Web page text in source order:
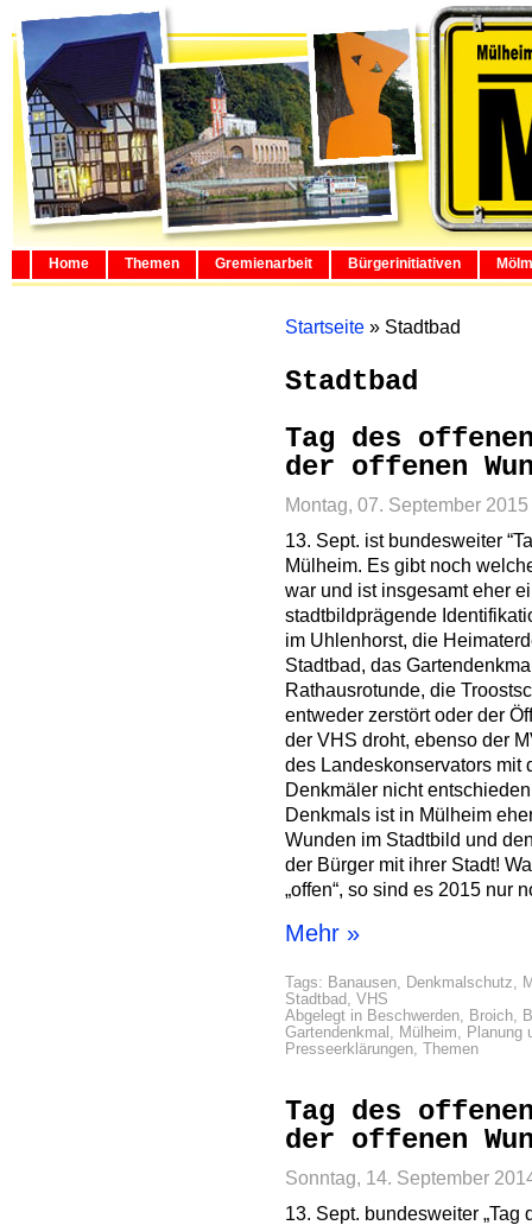
Home Themen Gremienarbeit Bürgerinitiativen
Startseite » Stadtbad
Stadtbad
Tag des
der offenen
Montag, 07. September 2015
13. Sept. ist bundesweiter
Mülheim. Es gibt noch
war und ist insgesamt eher
stadtbildprägende
im Uhlenhorst, die
Stadtbad, das
Rathausrotunde, die
entweder zerstört oder der
der VHS droht, ebenso der
des Landeskonservators mit
Denkmäler nicht
Denkmals ist in Mülheim
Wunden im Stadtbild und
der Bürger mit ihrer Stadt!
„offen“, so sind es 2015 nur
Mehr »
Tags: Banausen, Denkmalschutz,
Stadtbad, VHS
Abgelegt in Beschwerden, Broich,
Gartendenkmal , Mülheim, Planung
Presseerklärungen, Themen
Tag des
der offenen
Sonntag, 14. September
13. Sept. bundesweiter „Tag